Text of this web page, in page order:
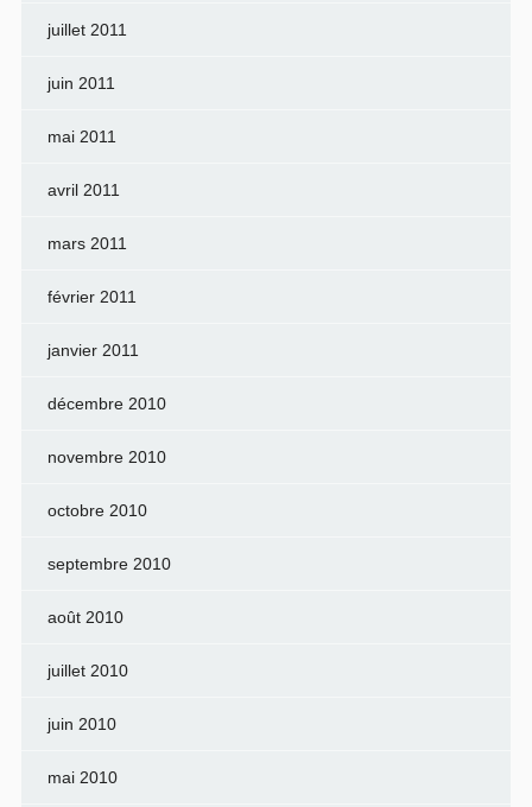
juillet 2011
juin 2011
mai 2011
avril 2011
mars 2011
février 2011
janvier 2011
décembre 2010
novembre 2010
octobre 2010
septembre 2010
août 2010
juillet 2010
juin 2010
mai 2010